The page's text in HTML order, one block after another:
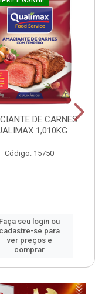
DE CARNES
1,010KG
Código: 15750
Faça seu login ou
cadastre-se para
ver preços e
comprar